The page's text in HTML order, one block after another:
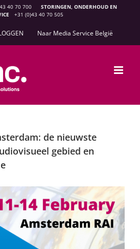
40 70 700
STORINGEN, ONDERHOUD EN
+31 (0)43 40 70 505
Naar Media Service België
de nieuwste
gebied en